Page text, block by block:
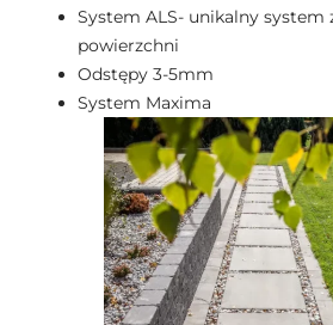
System ALS- unikalny system
powierzchni
Odstępy 3-5mm
System Maxima